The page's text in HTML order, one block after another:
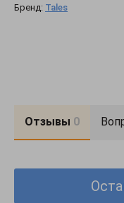
Бренд: Tales
Отзывы 0